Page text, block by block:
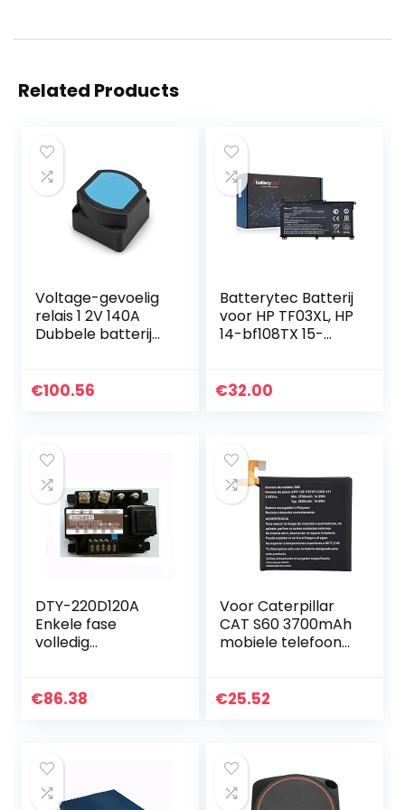
Related Products
Voltage-gevoelig
relais 1 2V 140A
Dubbele batterij
VSR Voltage split
€100.56
Batterytec Batterij
voor HP TF03XL, HP
14-bf108TX 15-
HSTNN-LB7J
€32.00
DTY-220D120A
Enkele fase
volledig
nde module 120A
…
€86.38
Voor Caterpillar
CAT S60 3700mAh
mobiele telefoon
hoogwaardige
€25.52